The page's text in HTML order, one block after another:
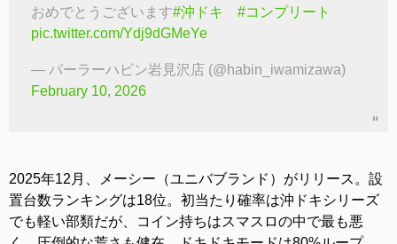
おめでとうございます#沖ドキ
#コンプリート
pic.twitter.com/Ydj9dGMeYe
— パーラーハビン岩見沢店 (@habin_iwamizawa)
February 10, 2026
2025年12月、メーシー（ユニバブランド）がリリース。設
置台数ランキングは18位。初当たり確率は沖ドキシリーズ
でも軽い部類だが、コイン持ちはスマスロの中で最も悪